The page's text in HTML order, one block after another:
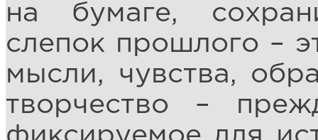
на бумаге,
слепок прошлого –
мысли, чувства,
творчество –